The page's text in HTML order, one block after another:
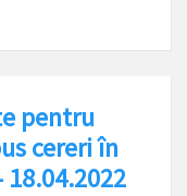
pentru
cereri în
18.04.2022